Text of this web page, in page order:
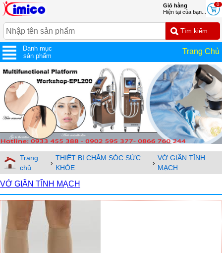
0
Giỏ hàng
Hiện tại của bạn...
Danh mục
sản phẩm
Trang Chủ
Trang
chủ
›
THIẾT BỊ CHĂM SÓC SỨC
KHỎE
›
VỚ GIÃN TĨNH
MẠCH
VỚ GIÃN TĨNH MẠCH